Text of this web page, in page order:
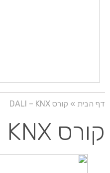
דף הבית » קורס DALI – KNX
קורס DALI – KNX